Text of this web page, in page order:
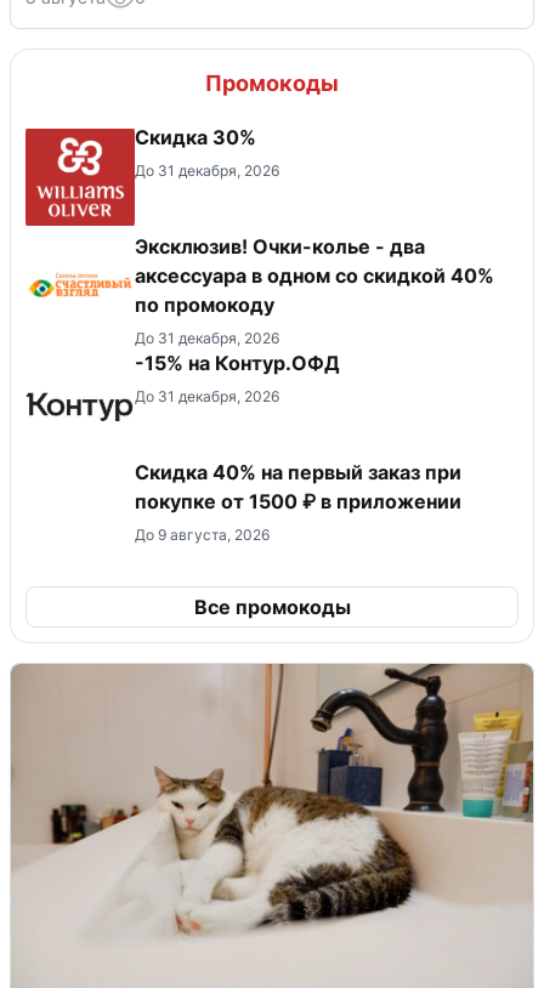
Промокоды
Скидка 30%
До 31 декабря, 2026
Эксклюзив! Очки-колье - два
аксессуара в одном со скидкой 40%
по промокоду
До 31 декабря, 2026
-15% на Контур.ОФД
До 31 декабря, 2026
Скидка 40% на первый заказ при
покупке от 1500 ₽ в приложении
До 9 августа, 2026
Все промокоды